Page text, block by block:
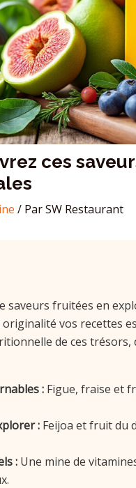
ces
/ ParSW Restaurant
saveurs fruitées en
vos recettes
de ces trésors,
:Figue, fraise et
:Feijoa et fruit du
:Une mine de